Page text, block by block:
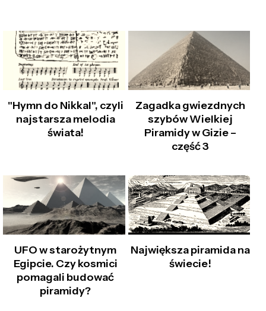
"Hymn do Nikkal", czyli
najstarsza melodia
świata!
Zagadka gwiezdnych
szybów Wielkiej
Piramidy w Gizie –
część 3
UFO w starożytnym
Egipcie. Czy kosmici
pomagali budować
piramidy?
Największa piramida na
świecie!